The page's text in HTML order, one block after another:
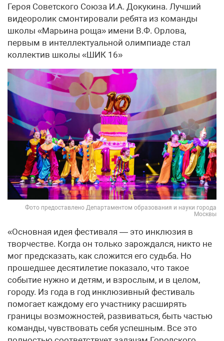
Героя Советского Союза И.А. Докукина. Лучший
видеоролик смонтировали ребята из команды
школы «Марьина роща» имени В.Ф. Орлова,
первым в интеллектуальной олимпиаде стал
коллектив школы «ШИК 16»
Фото предоставлено Департаментом образования и науки города
Москвы
«Основная идея фестиваля — это инклюзия в
творчестве. Когда он только зарождался, никто не
мог предсказать, как сложится его судьба. Но
прошедшее десятилетие показало, что такое
событие нужно и детям, и взрослым, и в целом,
городу. Из года в год инклюзивный фестиваль
помогает каждому его участнику расширять
границы возможностей, развиваться, быть частью
команды, чувствовать себя успешным. Все это